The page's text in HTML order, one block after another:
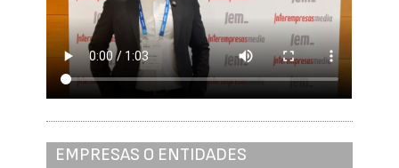
EMPRESAS O ENTIDADES